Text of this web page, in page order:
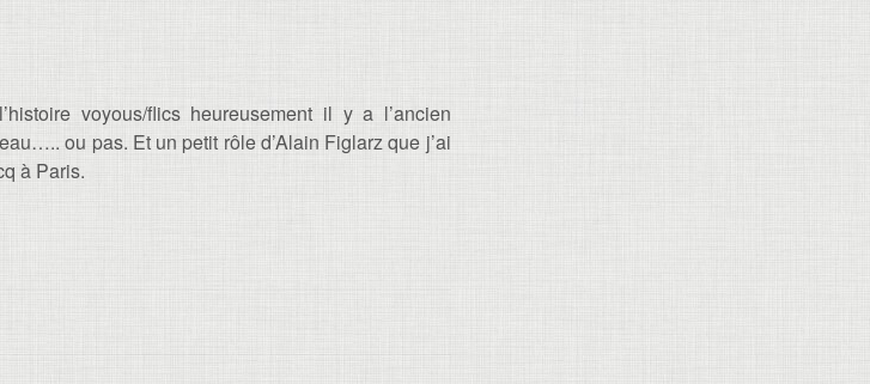
voyous/flics heureusement il y a l’ancien
ou pas. Et un petit rôle d’Alain Figlarz que j’ai
à Paris.